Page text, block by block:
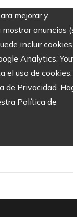
mejorar y
anuncios
incluir cookies
Analytics,
el uso de cookies.
de Privacidad.
Política de